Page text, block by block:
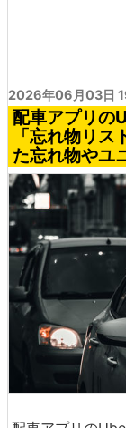
2026年06月03日
配車アプリの
「忘れ物リ
た忘れ物やユ